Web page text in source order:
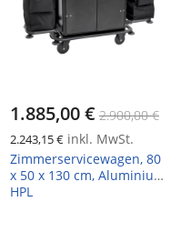
1.885,00 € 2.900,00 €
2.243,15 € inkl. MwSt.
Zimmerservicewagen, 80
x 50 x 130 cm, Aluminium,
HPL